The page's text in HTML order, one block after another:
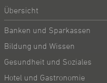
Übersicht
Banken und Sparkassen
Bildung und Wissen
Gesundheit und Soziales
Hotel und Gastronomie